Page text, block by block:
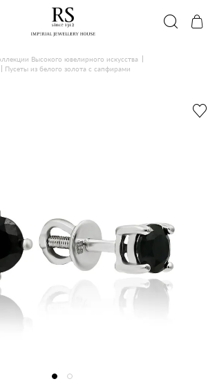
Высокого ювелирного искусства
Пусеты из белого золота с сапфирами